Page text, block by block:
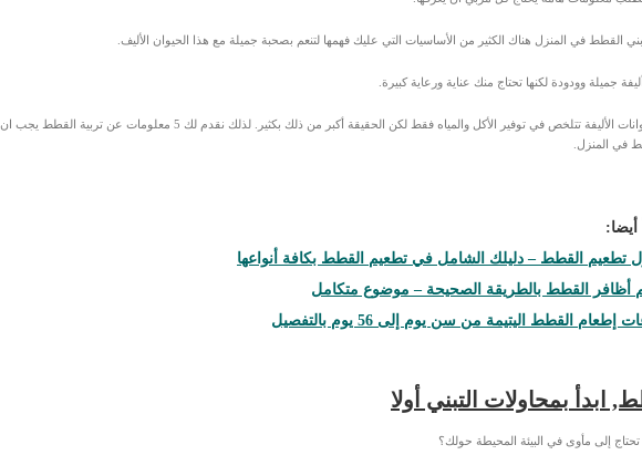
القطط في المنزل هناك الكثير من الأساسيات التي عليك فهمها لتنعم بصحبة جميلة مع هذا الحيوان الأليف.
جميلة وودودة لكنها تحتاج منك عناية ورعاية كبيرة.
يعتقد البعض ان تربية الحيوانات الأليفة تتلخص في توفير الأكل والمياه فقط لكن الحقيقة أكبر من ذلك بكثير. لذلك نقدم لك 5 معلومات عن تربية القطط يجب ان
في المنزل.
أيضا:
تطعيم القطط – دليلك الشامل في تطعيم القطط بكافة أنواعها
أظافر القطط بالطريقة الصحيحة – موضوع متكامل
إطعام القطط اليتيمة من سن يوم إلى 56 يوم بالتفصيل
ابدأ بمحاولات التبني أولا
إلى مأوى في البيئة المحيطة حولك؟